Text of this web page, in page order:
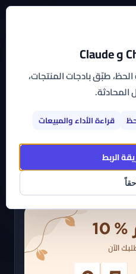
طبّق بادجات المنتجات،
المحادثة.
قراءة الأداء والمبيعات
الربط
← عداد تنازلي متجر أنس
متجر أنس
بوب أب سناب وتمتع بباقة
عالية التخصيص، التي
على متجرك الآن